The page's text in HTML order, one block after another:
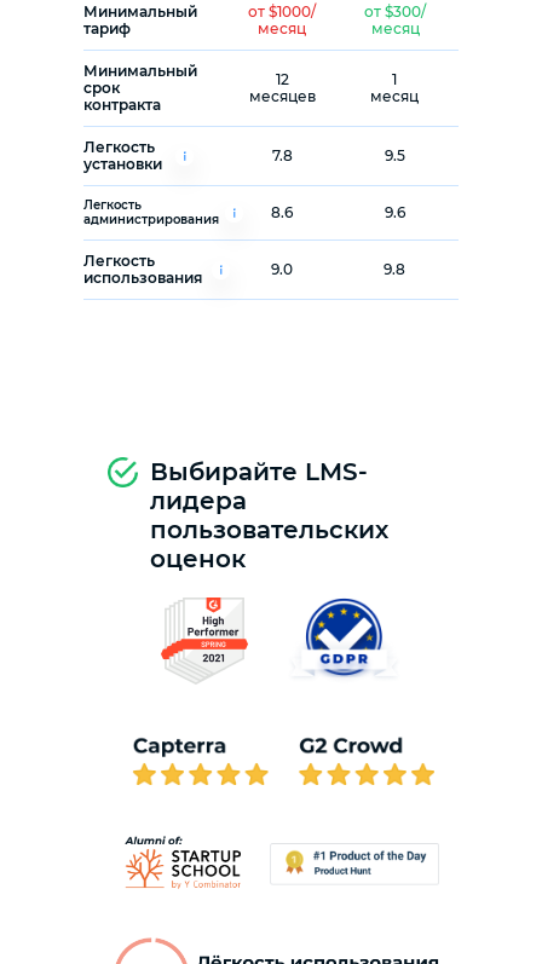
Легкость
установки
Минимальный
срок
контракта
Минимальный
тариф
12
месяцев
Легкость
администрирования
Легкость
использования
7.8 9.5
от $300/
месяц
8.6
9.0
9.6
9.8
от $1000/
месяц
1
месяц
Выбирайте LMS-
лидера
пользовательских
оценок